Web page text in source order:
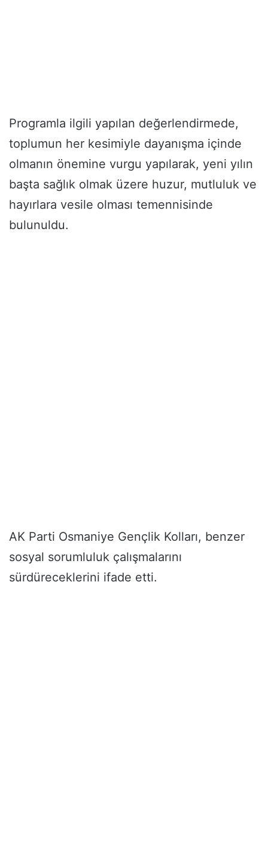
Programla ilgili yapılan değerlendirmede,
toplumun her kesimiyle dayanışma içinde
olmanın önemine vurgu yapılarak, yeni yılın
başta sağlık olmak üzere huzur, mutluluk ve
hayırlara vesile olması temennisinde
bulunuldu.
AK Parti Osmaniye Gençlik Kolları, benzer
sosyal sorumluluk çalışmalarını
sürdüreceklerini ifade etti.